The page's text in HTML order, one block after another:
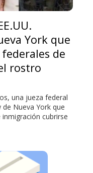
York que
de
rostro
una jueza federal
Nueva York que
cubrirse